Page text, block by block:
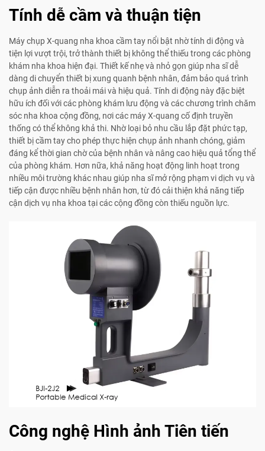
Tính dễ cầm và thuận tiện
Máy chụp X-quang nha khoa cầm tay nổi bật nhờ tính di động và
tiện lợi vượt trội, trở thành thiết bị không thể thiếu trong các phòng
khám nha khoa hiện đại. Thiết kế nhẹ và nhỏ gọn giúp nha sĩ dễ
dàng di chuyển thiết bị xung quanh bệnh nhân, đảm bảo quá trình
chụp ảnh diễn ra thoải mái và hiệu quả. Tính di động này đặc biệt
hữu ích đối với các phòng khám lưu động và các chương trình chăm
sóc nha khoa cộng đồng, nơi các máy X-quang cố định truyền
thống có thể không khả thi. Nhờ loại bỏ nhu cầu lắp đặt phức tạp,
thiết bị cầm tay cho phép thực hiện chụp ảnh nhanh chóng, giảm
đáng kể thời gian chờ của bệnh nhân và nâng cao hiệu quả tổng thể
của phòng khám. Hơn nữa, khả năng hoạt động linh hoạt trong
nhiều môi trường khác nhau giúp nha sĩ mở rộng phạm vi dịch vụ và
tiếp cận được nhiều bệnh nhân hơn, từ đó cải thiện khả năng tiếp
cận dịch vụ nha khoa tại các cộng đồng còn thiếu nguồn lực.
Công nghệ Hình ảnh Tiên tiến